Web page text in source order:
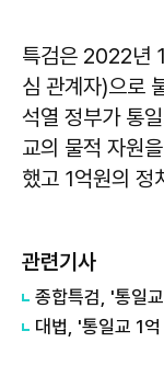
특검은 2022년
심 관계자)으로
석열 정부가 통
교의 물적 자원
했고 1억원의 정
관련기사
종합특검, '통일